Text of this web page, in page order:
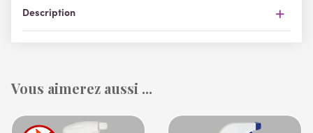
Description
Vous aimerez aussi ...